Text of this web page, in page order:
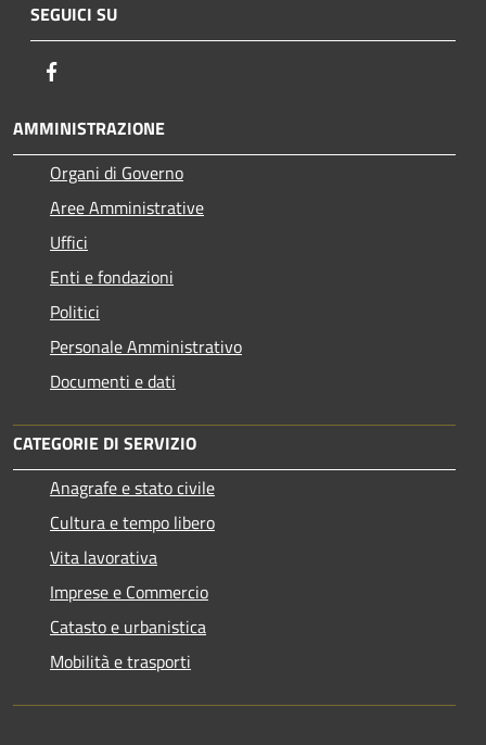
SEGUICI SU
AMMINISTRAZIONE
Organi di Governo
Aree Amministrative
Uffici
Enti e fondazioni
Politici
Personale Amministrativo
Documenti e dati
CATEGORIE DI SERVIZIO
Anagrafe e stato civile
Cultura e tempo libero
Vita lavorativa
Imprese e Commercio
Catasto e urbanistica
Mobilità e trasporti